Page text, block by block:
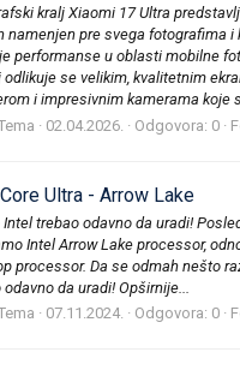
kralj Xiaomi 17 Ultra
namenjen pre svega fotografima i
performanse u oblasti mobilne
odlikuje se velikim, kvalitetnim
i impresivnim kamerama koje
02.04.2026. Odgovora: 0
Ultra - Arrow Lake
Intel trebao odavno da uradi!
Intel Arrow Lake processor,
processor. Da se odmah nešto
odavno da uradi! Opširnije...
07.11.2024. Odgovora: 0